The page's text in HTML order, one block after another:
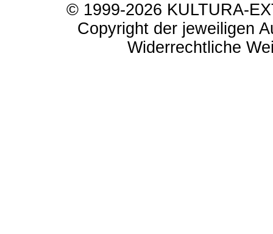
© 1999-2026 KULTURA-
Copyright der jeweiligen
Widerrechtliche